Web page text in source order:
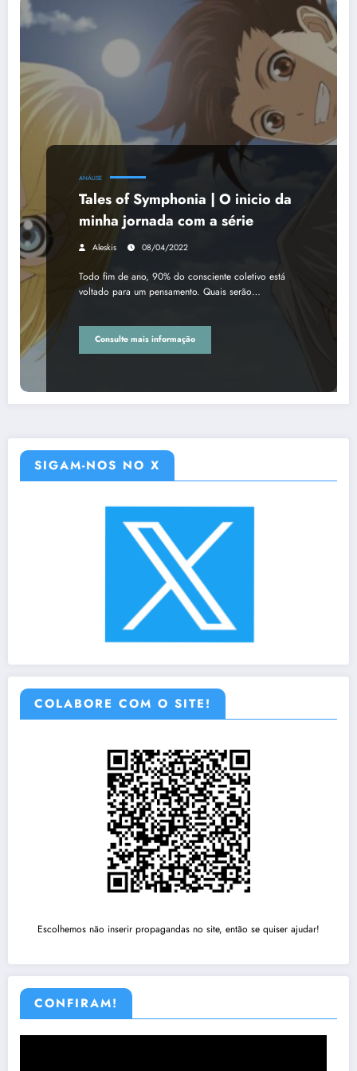
ANÁLISE
Tales of Symphonia | O inicio da
minha jornada com a série
Aleskis 08/04/2022
Todo fim de ano, 90% do consciente coletivo está
voltado para um pensamento. Quais serão…
Consulte mais informação
SIGAM-NOS NO X
COLABORE COM O SITE!
Escolhemos não inserir propagandas no site, então se quiser ajudar!
CONFIRAM!